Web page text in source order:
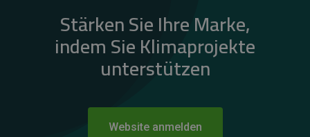
Stärken Sie Ihre Marke,
indem Sie Klimaprojekte
unterstützen
Website anmelden